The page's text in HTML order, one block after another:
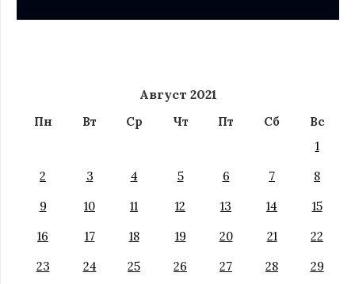
Август 2021
Пн Вт Ср Чт Пт Сб
Вс
1
2
3 4 5 6 7
8
9
10 11 12 13 14
15
16
17 18 19 20 21
22
23
24 25 26 27 28
29